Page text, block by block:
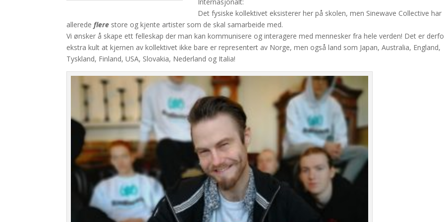
Det fysiske kollektivet eksisterer her på skolen, men Sinewave Collective har
alleredeflere store og kjente artister som de skal samarbeide med.
Vi ønsker å skape ett felleskap der man kan kommunisere og interagere med mennesker fra hele verden! Det er
ekstra kult at kjernen av kollektivet ikke bare er representert av Norge, men også land som Japan, Australia, England,
Tyskland, Finland, USA, Slovakia, Nederland og Italia!